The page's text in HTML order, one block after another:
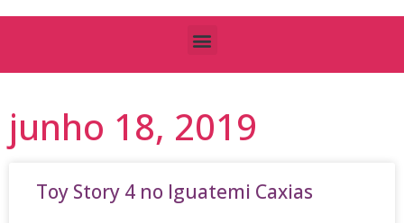
junho 18, 2019
Toy Story 4 no Iguatemi Caxias